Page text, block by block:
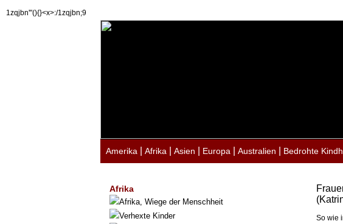
1zqjbn'"(){}<x>:/1zqjbn;9
Amerika Afrika Asien Europa Australien Bedrohte
Afrika
Afrika, Wiege der Menschheit
Verhexte Kinder
So wie